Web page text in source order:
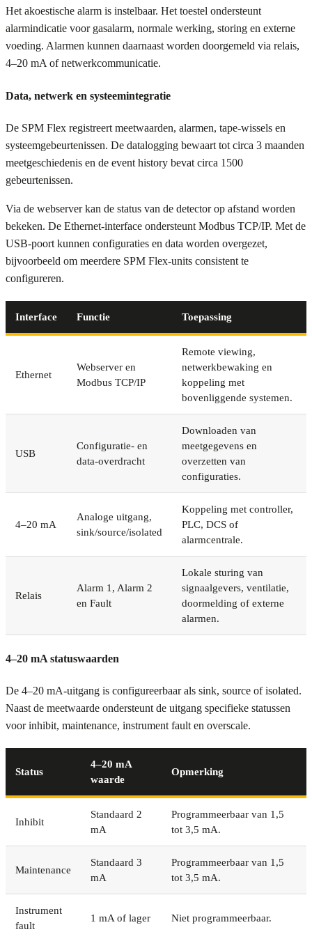
Het akoestische alarm is instelbaar. Het toestel ondersteunt
alarmindicatie voor gasalarm, normale werking, storing en externe
voeding. Alarmen kunnen daarnaast worden doorgemeld via relais,
4–20 mA of netwerkcommunicatie.
Data, netwerk en systeemintegratie
De SPM Flex registreert meetwaarden, alarmen, tape-wissels en
systeemgebeurtenissen. De datalogging bewaart tot circa 3 maanden
meetgeschiedenis en de event history bevat circa 1500
gebeurtenissen.
Via de webserver kan de status van de detector op afstand worden
bekeken. De Ethernet-interface ondersteunt Modbus TCP/IP. Met de
USB-poort kunnen configuraties en data worden overgezet,
bijvoorbeeld om meerdere SPM Flex-units consistent te
configureren.
Interface Functie Toepassing
Ethernet
Webserver en
Modbus TCP/IP
Remote viewing,
netwerkbewaking en
koppeling met
bovenliggende systemen.
USB
Configuratie- en
data-overdracht
Downloaden van
meetgegevens en
overzetten van
configuraties.
4–20 mA
Analoge uitgang,
sink/source/isolated
Koppeling met controller,
PLC, DCS of
alarmcentrale.
Relais
Alarm 1, Alarm 2
en Fault
Lokale sturing van
signaalgevers, ventilatie,
doormelding of externe
alarmen.
4–20 mA statuswaarden
De 4–20 mA-uitgang is configureerbaar als sink, source of isolated.
Naast de meetwaarde ondersteunt de uitgang specifieke statussen
voor inhibit, maintenance, instrument fault en overscale.
Status
4–20 mA
waarde
Opmerking
Inhibit
Standaard 2
mA
Programmeerbaar van 1,5
tot 3,5 mA.
Maintenance
Standaard 3
mA
Programmeerbaar van 1,5
tot 3,5 mA.
Instrument
fault
1 mA of lager Niet programmeerbaar.